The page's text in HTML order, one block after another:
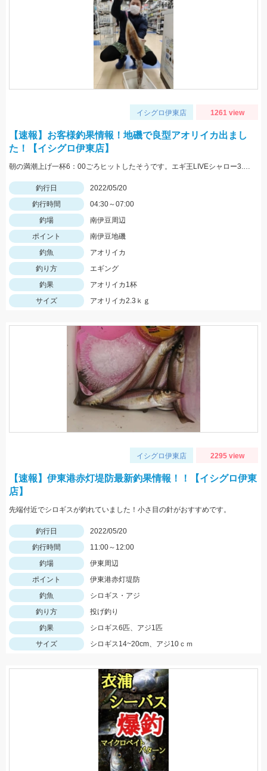
イシグロ伊東店 1261 view
【速報】お客様釣果情報！地磯で良型アオリイカ出まし
た！【イシグロ伊東店】
朝の満潮上げ一杯6：00ごろヒットしたそうです。エギ王LIVEシャロー3.5号ムラムラチェリーを使用。情報提供ありがとうございます！
釣行日
2022/05/20
釣行時間
04:30～07:00
釣場
南伊豆周辺
ポイント
南伊豆地磯
釣魚
アオリイカ
釣り方
エギング
釣果
アオリイカ1杯
サイズ
アオリイカ2.3ｋｇ
イシグロ伊東店 2295 view
【速報】伊東港赤灯堤防最新釣果情報！！【イシグロ伊東
店】
先端付近でシロギスが釣れていました！小さ目の針がおすすめです。
釣行日
2022/05/20
釣行時間
11:00～12:00
釣場
伊東周辺
ポイント
伊東港赤灯堤防
釣魚
シロギス・アジ
釣り方
投げ釣り
釣果
シロギス6匹、アジ1匹
サイズ
シロギス14~20cm、アジ10ｃｍ